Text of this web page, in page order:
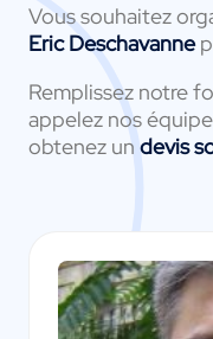
Vous souhaitez
Eric Deschavanne
Remplissez notre
appelez nos
obtenez un devis